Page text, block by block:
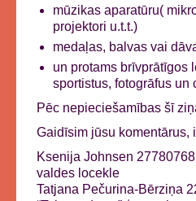
mūzikas aparatūru(
projektori u.t.t.)
medaļas, balvas vai
un protams brīvprātīgos
sportistus, fotogrāfus un
Pēc nepieciešamības šī
Gaidīsim jūsu komentārus,
Ksenija Johnsen
valdes locekle
Tatjana Pečurina-Bērziņa